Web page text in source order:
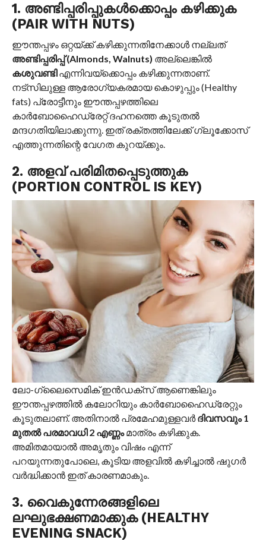
1. അണ്ടിപ്പരിപ്പുകൾക്കൊപ്പം കഴിക്കുക
(PAIR WITH NUTS)
ഈന്തപ്പഴം ഒറ്റയ്ക്ക് കഴിക്കുന്നതിനേക്കാൾ നല്ലത്
അണ്ടിപ്പരിപ്പ് (Almonds, Walnuts) അല്ലെങ്കിൽ
കശുവണ്ടിഎന്നിവയ്‌ക്കൊപ്പം കഴിക്കുന്നതാണ്.
നട്സിലുള്ള ആരോഗ്യകരമായ കൊഴുപ്പും (Healthy
fats) പ്രോട്ടീനും ഈന്തപ്പഴത്തിലെ
കാർബോഹൈഡ്രേറ്റ് ദഹനത്തെ കൂടുതൽ
മന്ദഗതിയിലാക്കുന്നു. ഇത് രക്തത്തിലേക്ക് ഗ്ലൂക്കോസ്
എത്തുന്നതിന്റെ വേഗത കുറയ്ക്കും.
2. അളവ് പരിമിതപ്പെടുത്തുക
(PORTION CONTROL IS KEY)
ലോ-ഗ്ലൈസെമിക് ഇൻഡക്സ് ആണെങ്കിലും
ഈന്തപ്പഴത്തിൽ കലോറിയും കാർബോഹൈഡ്രേറ്റും
കൂടുതലാണ്. അതിനാൽ പ്രമേഹമുള്ളവർദിവസവും 1
മുതൽ പരമാവധി 2 എണ്ണംമാത്രം കഴിക്കുക.
അമിതമായാൽ അമൃതും വിഷം എന്ന്
പറയുന്നതുപോലെ, കൂടിയ അളവിൽ കഴിച്ചാൽ ഷുഗർ
വർദ്ധിക്കാൻ ഇത് കാരണമാകും.
3. വൈകുന്നേരങ്ങളിലെ
ലഘുഭക്ഷണമാക്കുക (HEALTHY
EVENING SNACK)